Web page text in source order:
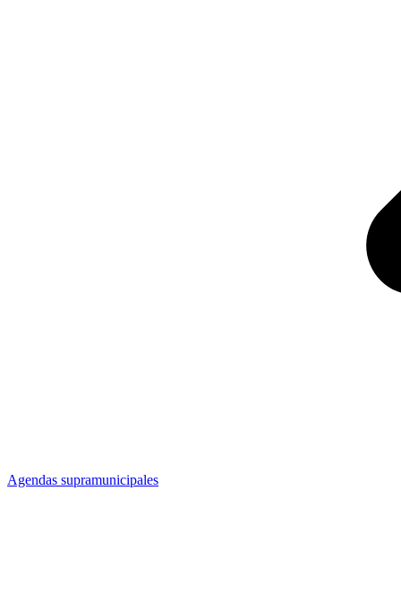
Agendas supramunicipales